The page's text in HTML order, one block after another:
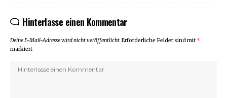
Hinterlasse einen Kommentar
Deine E-Mail-Adresse wird nicht veröffentlicht.Erforderliche Felder sind mit *
markiert